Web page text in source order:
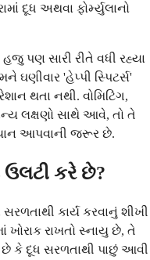
દૂધ અથવા ફોર્મ્યુલાનો
પણ સારી રીતે વધી રહ્યા
'હેપ્પી સ્પિટર્સ'
થતા નથી. વોમિટિંગ,
લક્ષણો સાથે આવે, તો તે
આપવાની જરૂર છે.
ઉલટી કરે છે?
કાર્ય કરવાનું શીખી
ખોરાક રાખતો સ્નાયુ છે, તે
કે દૂધ સરળતાથી પાછું આવી